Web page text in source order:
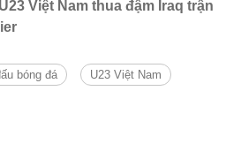
Việt Nam thua đậm Iraq trận
bóng đá U23 Việt Nam